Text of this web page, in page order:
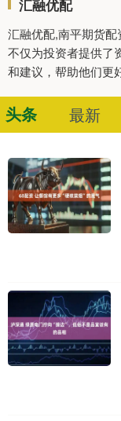
汇融优配
汇融优配,南平期货
不仅为投资者提供了
和建议，帮助他们更
头条 最新